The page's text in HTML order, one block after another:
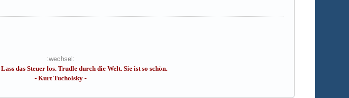
:wechsel:
das Steuer los. Trudle durch die Welt. Sie ist so schön.
- Kurt Tucholsky -